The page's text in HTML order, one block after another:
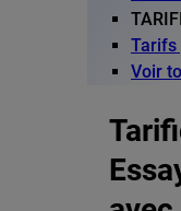
Tarifs
Voir